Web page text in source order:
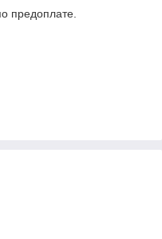
предоплате.